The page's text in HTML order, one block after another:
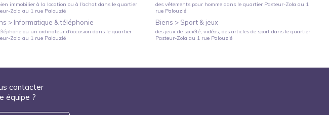
immobilier à la location ou à l'achatdans le quartier
Zola au 1 rue Palouzié
> Informatique & téléphonie
ou un ordinateur d'occasion dans le quartier
Zola au 1 rue Palouzié
des vêtements pour homme dans le quartier Pasteur-Zola au 1
rue Palouzié
Biens > Sport & jeux
des jeux de société, vidéos, des articles de sport dans le quartier
Pasteur-Zola au 1 rue Palouzié
contacter
équipe ?